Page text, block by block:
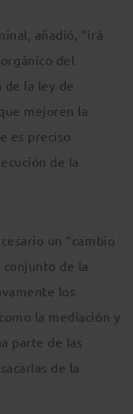
añadió, “irá
del
la ley de
mejoren la
es preciso
de la
un “cambio
de la
los
la mediación y
parte de las
de la